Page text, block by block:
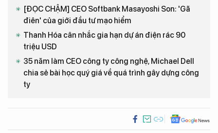
[ĐỌC CHẬM] CEO Softbank Masayoshi Son: 'Gã
điên' của giới đầu tư mạo hiểm
Thanh Hóa cân nhắc gia hạn dự án điện rác 90
triệu USD
35 năm làm CEO công ty công nghệ, Michael Dell
chia sẻ bài học quý giá về quá trình gây dựng công
ty